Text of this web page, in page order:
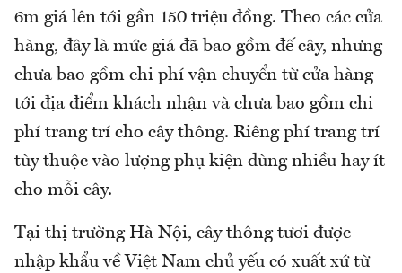
6m giá lên tới gần 150 triệu đồng. Theo các cửa
hàng, đây là mức giá đã bao gồm đế cây, nhưng
chưa bao gồm chi phí vận chuyển từ cửa hàng
tới địa điểm khách nhận và chưa bao gồm chi
phí trang trí cho cây thông. Riêng phí trang trí
tùy thuộc vào lượng phụ kiện dùng nhiều hay ít
cho mỗi cây.
Tại thị trường Hà Nội, cây thông tươi được
nhập khẩu về Việt Nam chủ yếu có xuất xứ từ